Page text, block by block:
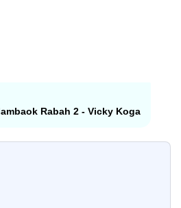
Rabah 2 - Vicky Koga